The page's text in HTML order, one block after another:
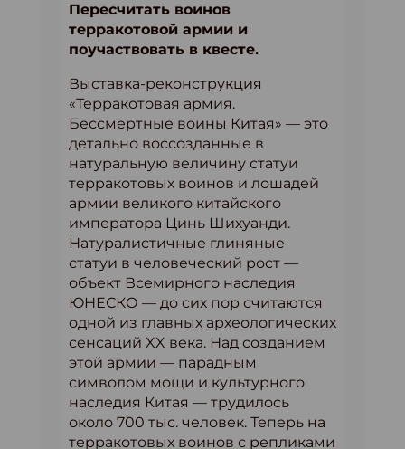
Пересчитать воинов
терракотовой армии и
поучаствовать в квесте.
Выставка-реконструкция
«Терракотовая армия.
Бессмертные воины Китая» — это
детально воссозданные в
натуральную величину статуи
терракотовых воинов и лошадей
армии великого китайского
императора Цинь Шихуанди.
Натуралистичные глиняные
статуи в человеческий рост —
объект Всемирного наследия
ЮНЕСКО — до сих пор считаются
одной из главных археологических
сенсаций XX века. Над созданием
этой армии — парадным
символом мощи и культурного
наследия Китая — трудилось
около 700 тыс. человек. Теперь на
терракотовых воинов с репликами